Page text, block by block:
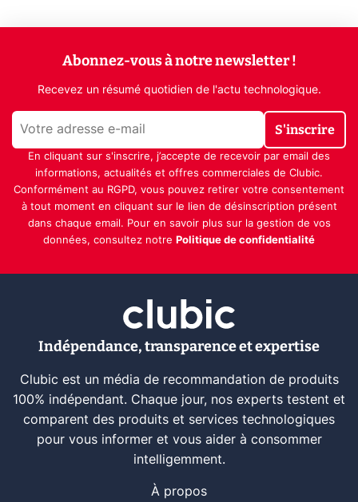
Abonnez-vous à notre newsletter !
Recevez un résumé quotidien de l'actu technologique.
S'inscrire
En cliquant sur s'inscrire, j’accepte de recevoir par email des
informations, actualités et offres commerciales de Clubic.
Conformément au RGPD, vous pouvez retirer votre consentement
à tout moment en cliquant sur le lien de désinscription présent
dans chaque email. Pour en savoir plus sur la gestion de vos
données, consultez notre Politique de confidentialité
Indépendance, transparence et expertise
Clubic est un média de recommandation de produits
100% indépendant. Chaque jour, nos experts testent et
comparent des produits et services technologiques
pour vous informer et vous aider à consommer
intelligemment.
À propos